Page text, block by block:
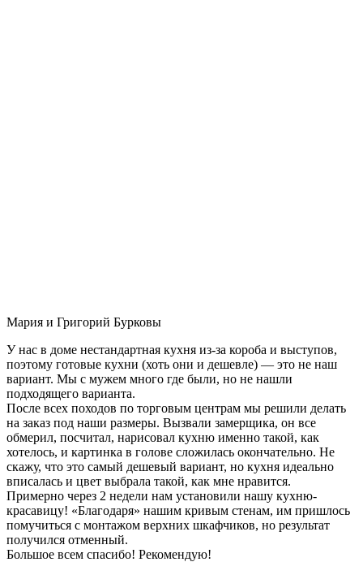
Мария и Григорий Бурковы
У нас в доме нестандартная кухня из-за короба и выступов,
поэтому готовые кухни (хоть они и дешевле) — это не наш
вариант. Мы с мужем много где были, но не нашли
подходящего варианта.
После всех походов по торговым центрам мы решили делать
на заказ под наши размеры. Вызвали замерщика, он все
обмерил, посчитал, нарисовал кухню именно такой, как
хотелось, и картинка в голове сложилась окончательно. Не
скажу, что это самый дешевый вариант, но кухня идеально
вписалась и цвет выбрала такой, как мне нравится.
Примерно через 2 недели нам установили нашу кухню-
красавицу! «Благодаря» нашим кривым стенам, им пришлось
помучиться с монтажом верхних шкафчиков, но результат
получился отменный.
Большое всем спасибо! Рекомендую!